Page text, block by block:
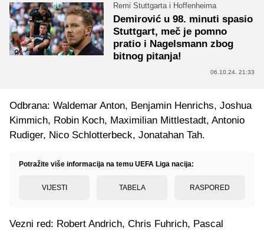
Remi Stuttgarta i Hoffenheima
Demirović u 98. minuti spasio
Stuttgart, meč je pomno
pratio i Nagelsmann zbog
bitnog pitanja!
06.10.24. 21:33
Odbrana: Waldemar Anton, Benjamin Henrichs, Joshua
Kimmich, Robin Koch, Maximilian Mittlestadt, Antonio
Rudiger, Nico Schlotterbeck, Jonatahan Tah.
Potražite više informacija na temu UEFA Liga nacija:
VIJESTI TABELA RASPORED
Vezni red: Robert Andrich, Chris Fuhrich, Pascal